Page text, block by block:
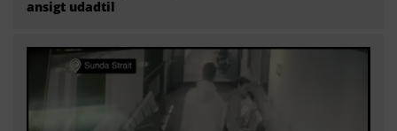
ansigt udadtil